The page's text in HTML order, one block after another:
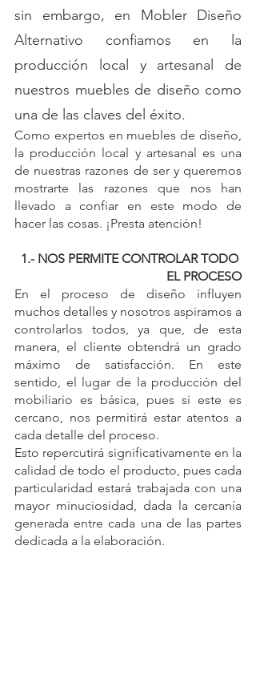
sin embargo, en Mobler Diseño
Alternativo confiamos en la
producción local y artesanal de
nuestros muebles de diseño como
una de las claves del éxito.
Como expertos en muebles de diseño,
la producción local y artesanal es una
de nuestras razones de ser y queremos
mostrarte las razones que nos han
llevado a confiar en este modo de
hacer las cosas. ¡Presta atención!
1.- NOS PERMITE CONTROLAR TODO
EL PROCESO
En el proceso de diseño influyen
muchos detalles y nosotros aspiramos a
controlarlos todos, ya que, de esta
manera, el cliente obtendrá un grado
máximo de satisfacción. En este
sentido, el lugar de la producción del
mobiliario es básica, pues si este es
cercano, nos permitirá estar atentos a
cada detalle del proceso.
Esto repercutirá significativamente en la
calidad de todo el producto, pues cada
particularidad estará trabajada con una
mayor minuciosidad, dada la cercanía
generada entre cada una de las partes
dedicada a la elaboración.